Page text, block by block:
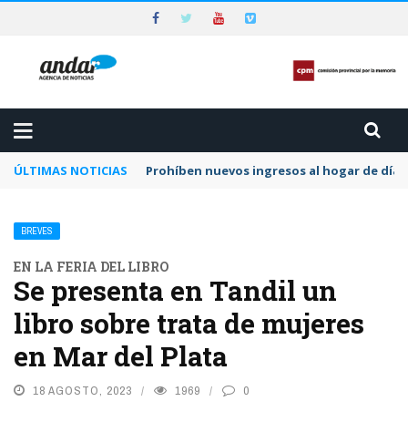
ÚLTIMAS NOTICIAS Prohíben nuevos ingresos al hogar de día
BREVES
EN LA FERIA DEL LIBRO
Se presenta en Tandil un
libro sobre trata de mujeres
en Mar del Plata
18 AGOSTO, 2023 1969 0